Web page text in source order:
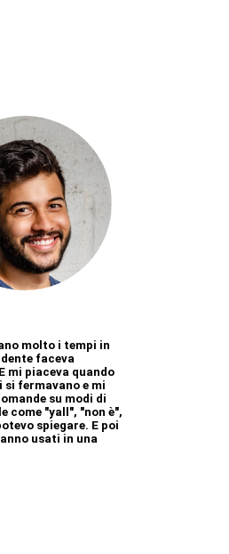
molto i tempi in
faceva
mi piaceva quando
si fermavano e mi
su modi di
come "yall", "non è",
spiegare. E poi
usati in una